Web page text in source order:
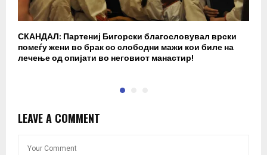
СКАНДАЛ: Партениј Бигорски благословувал врски
помеѓу жени во брак со слободни мажи кои биле на
лечење од опијати во неговиот манастир!
LEAVE A COMMENT